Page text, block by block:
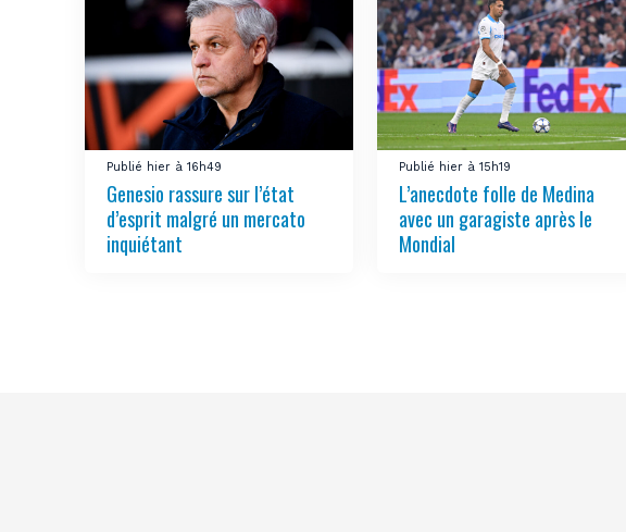
Publié hier à 16h49
Genesio rassure sur l’état
d’esprit malgré un mercato
inquiétant
Publié hier à 15h19
L’anecdote folle de Medina
avec un garagiste après le
Mondial